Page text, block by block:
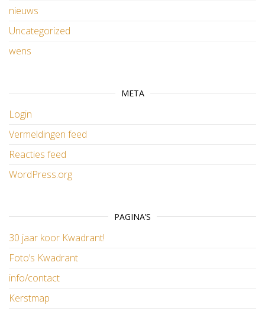
nieuws
Uncategorized
wens
META
Login
Vermeldingen feed
Reacties feed
WordPress.org
PAGINA’S
30 jaar koor Kwadrant!
Foto’s Kwadrant
info/contact
Kerstmap